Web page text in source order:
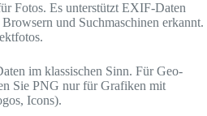
Fotos. Es unterstützt EXIF-Daten
und Suchmaschinen erkannt.
im klassischen Sinn. Für Geo-
Sie PNG nur für Grafiken mit
Icons).